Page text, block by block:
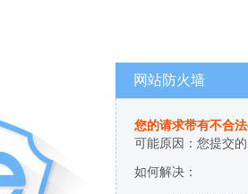
网站防火墙
您的请求带有不合
可能原因：您提交
如何解决：